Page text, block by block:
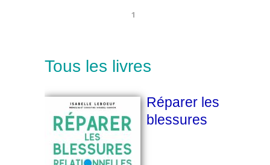
1
Tous les livres
Réparer les
blessures